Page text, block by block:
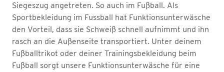
Siegeszug angetreten. So auch im Fußball. Als
Sportbekleidung im Fussball hat Funktionsunterwäsche
den Vorteil, dass sie Schweiß schnell aufnimmt und ihn
rasch an die Außenseite transportiert. Unter deinem
Fußballtrikot oder deiner Trainingsbekleidung beim
Fußball sorgt unsere Funktionsunterwäsche für eine